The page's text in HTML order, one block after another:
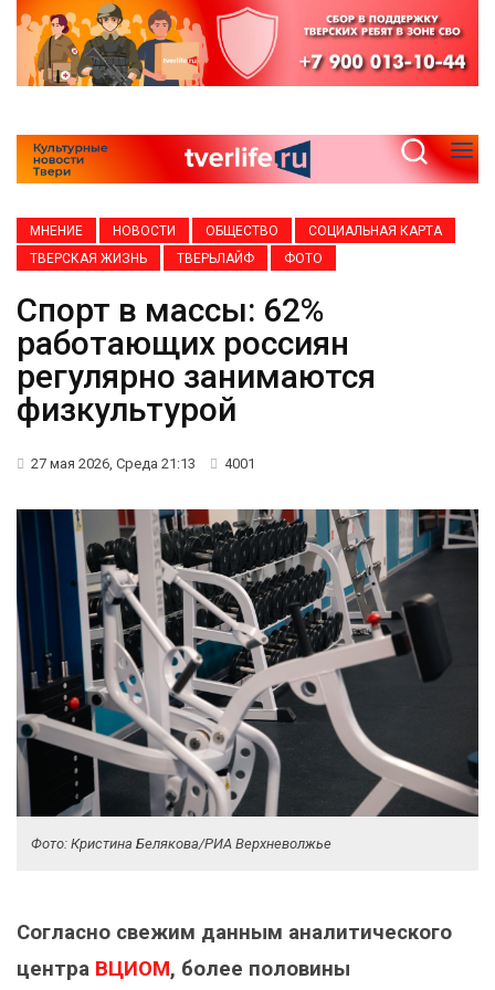
МНЕНИЕ НОВОСТИ ОБЩЕСТВО
СОЦИАЛЬНАЯ КАРТА
ТВЕРСКАЯ ЖИЗНЬ
ТВЕРЬЛАЙФ ФОТО
Спорт в массы: 62%
работающих россиян
регулярно занимаются
физкультурой
27 мая 2026, Среда 21:13 4001
Фото: Кристина Белякова/РИА Верхневолжье
Согласно свежим данным аналитического
центра ВЦИОМ, более половины